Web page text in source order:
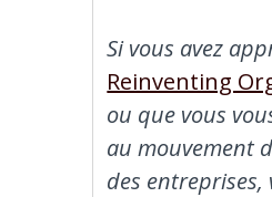
Si vous avez
Reinventing
ou que vous
au mouvement
des entreprises,